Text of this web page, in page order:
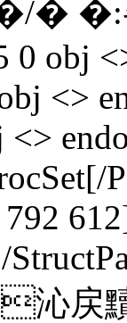
�/
0 obj
<>
<>
戻黷